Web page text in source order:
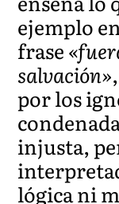
ejemplo
frase
salvación»
por los
injusta,
lógica ni